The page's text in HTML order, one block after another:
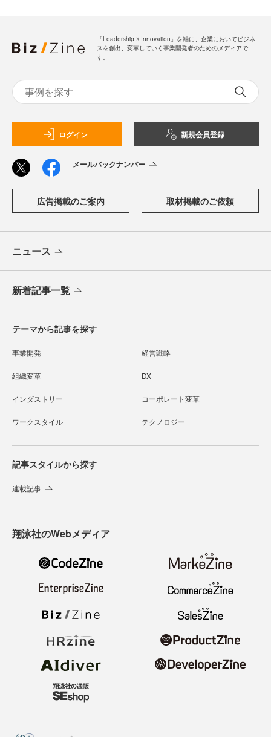
「Leadership ☓ Innovation」を軸に、企業においてビジネ
スを創出、変革していく事業開発者のためのメディアで
す。
ログイン 新規会員登録
メールバックナンバー
広告掲載のご案内 取材掲載のご依頼
ニュース
新着記事一覧
テーマから記事を探す
事業開発 経営戦略
組織変革 DX
インダストリー コーポレート変革
ワークスタイル テクノロジー
記事スタイルから探す
連載記事
翔泳社のWebメディア